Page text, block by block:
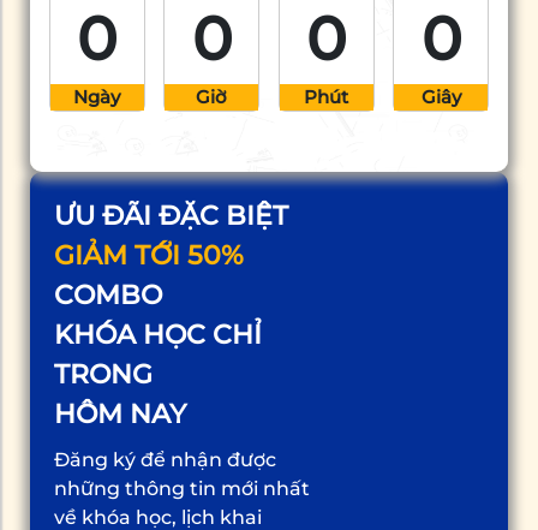
ƯU ĐÃI ĐẶC BIỆT
GIẢM TỚI 50%
COMBO
KHÓA HỌC CHỈ
TRONG
HÔM NAY
Đăng ký để nhận được
những thông tin mới nhất
về khóa học, lịch khai
0
Ngày
0
Giờ
0
Phút
0
Giây